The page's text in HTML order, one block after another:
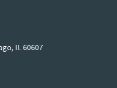
IL 60607